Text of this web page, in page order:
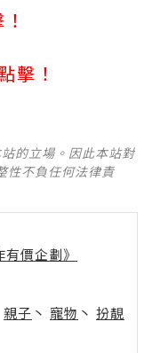
擊！
的立場。因此本站對
性不負任何法律責
價企劃》
親子 丶 寵物 丶 扮靚